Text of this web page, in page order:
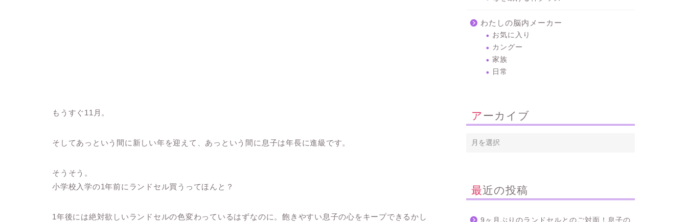
もうすぐ11月。
そしてあっという間に新しい年を迎えて、あっという間に息子は年長に進級です。
そうそう。
小学校入学の1年前にランドセル買うってほんと？
1年後には絶対欲しいランドセルの色変わっているはずなのに。飽きやすい息子の心をキープできるかし
わたしの脳内メーカー
お気に入り
カングー
家族
日常
アーカイブ
最近の投稿
9ヶ月ぶりのランドセルとのご対面！息子の